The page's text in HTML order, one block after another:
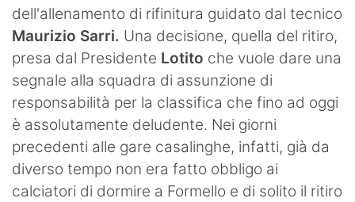
dell'allenamento di rifinitura guidato dal tecnico
Maurizio Sarri. Una decisione, quella del ritiro,
presa dal Presidente Lotito che vuole dare una
segnale alla squadra di assunzione di
responsabilità per la classifica che fino ad oggi
è assolutamente deludente. Nei giorni
precedenti alle gare casalinghe, infatti, già da
diverso tempo non era fatto obbligo ai
calciatori di dormire a Formello e di solito il ritiro